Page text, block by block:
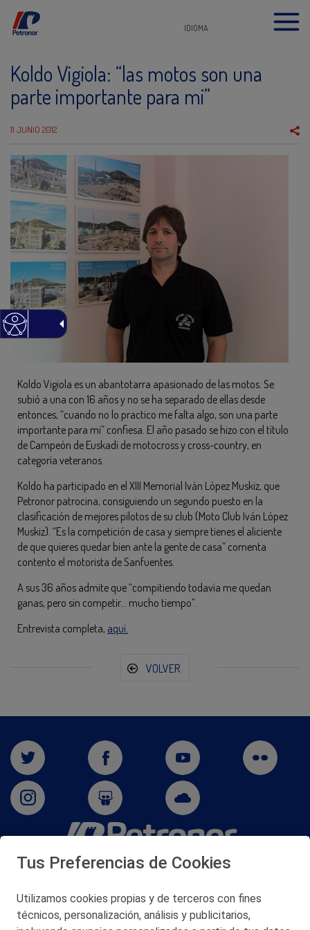
IDIOMA
Koldo Vigiola: “las motos son una
parte importante para mi”
11 JUNIO 2012
Koldo Vigiola es un abantotarra apasionado de las motos. Se
subió a una con 16 años y no se ha separado de ellas desde
entonces, “cuando no lo practico me falta algo, son una parte
importante para mi” confiesa. El año pasado se hizo con el título
de Campeón de Euskadi de motocross y cross-country, en
categoría veteranos.
Koldo ha participado en el XIII Memorial Iván López Muskiz, que
Petronor patrocina, consiguiendo un segundo puesto en la
clasificación de mejores pilotos de su club (Moto Club Iván López
Muskiz). “Es la competición de casa y siempre tienes el aliciente
de que quieres quedar bien ante la gente de casa” comenta
contento el motorista de Sanfuentes.
A sus 36 años admite que “compitiendo todavía me quedan
ganas, pero sin competir… mucho tiempo”.
Entrevista completa, aquí.
VOLVER
San Martín 5-Edificio Muñatones,
© 2026 Petronor S.A.
Tus Preferencias de Cookies
Utilizamos cookies propias y de terceros con fines
técnicos, personalización, análisis y publicitarios,